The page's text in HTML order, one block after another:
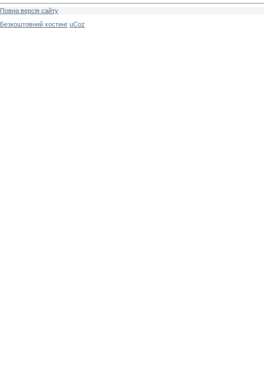
Повна версія сайту
Безкоштовний хостинг uCoz